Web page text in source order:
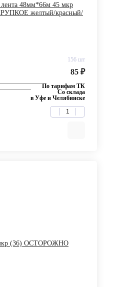
лента 48мм*66м 45 мкр
желтый/красный/
156 шт
85 ₽
По тарифам ТК
Со склада
в Уфе и Челябинске
(36) ОСТОРОЖНО